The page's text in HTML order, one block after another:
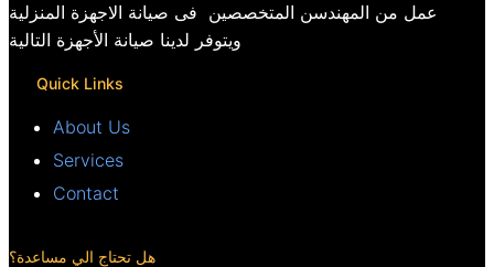
عمل من المهندسن المتخصصين فى صيانة الاجهزة المنزلية
ويتوفر لدينا صيانة الأجهزة التالية
Quick Links
About Us
Services
Contact
هل تحتاج الي مساعدة؟